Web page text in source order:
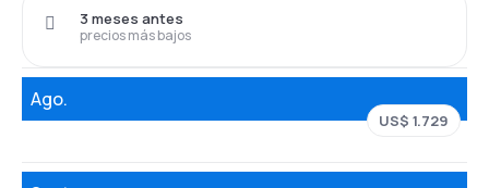
precios más bajos
3 meses antes
Ago.
US$ 1.729